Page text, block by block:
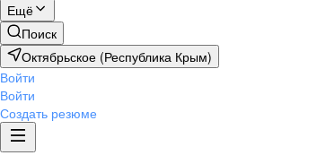
Ещё
Поиск
Октябрьское (Республика Крым)
Войти
Войти
Создать резюме